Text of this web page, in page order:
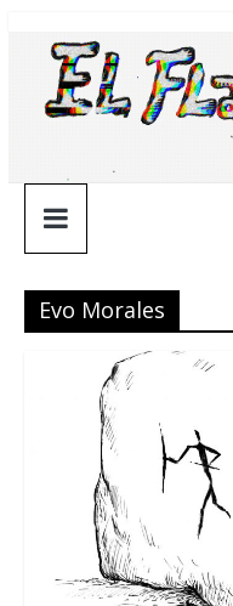
contenido
¯\_(ツ)_/
¯
Evo Morales